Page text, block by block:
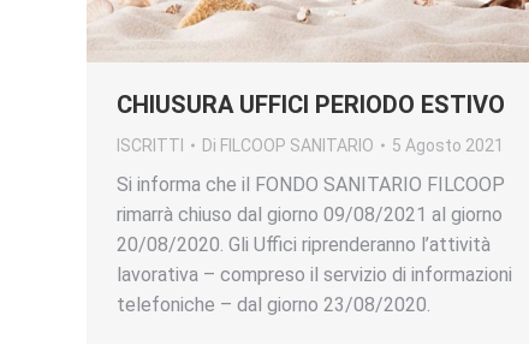
CHIUSURA UFFICI PERIODO ESTIVO
ISCRITTI Di FILCOOP SANITARIO 5 Agosto 2021
Si informa che il FONDO SANITARIO FILCOOP
rimarrà chiuso dal giorno 09/08/2021 al giorno
20/08/2020. Gli Uffici riprenderanno l’attività
lavorativa – compreso il servizio di informazioni
telefoniche – dal giorno 23/08/2020.